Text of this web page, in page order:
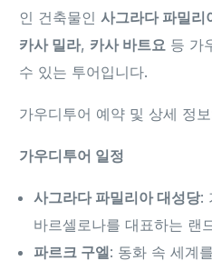
인 건축물인사그라다 파밀리
카사 밀라, 카사 바트요 등 가
수 있는 투어입니다.
가우디투어 예약 및 상세 정
가우디투어 일정
사그라다 파밀리아 대성당:
바르셀로나를 대표하는 랜
파르크 구엘: 동화 속 세계